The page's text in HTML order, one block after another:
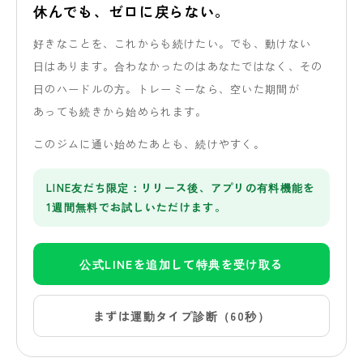
休んでも、 ゼロに戻らない。
好きな ことを、 これからも 続けたい。 でも、動けない
日は あります。合わなかったのは あなたではなく、 その
日の ハードルの方。 トレーミーなら、 空いた期間が
あっても続きから始められます。
この ジムに通い始めたあとも、続けやすく。
LINE友だち限定：リリース後、アプリの有料機能を
1週間無料でお試しいただけます。
公式LINEを追加して特典を受け取る
まずは運動タイプ診断（60秒）